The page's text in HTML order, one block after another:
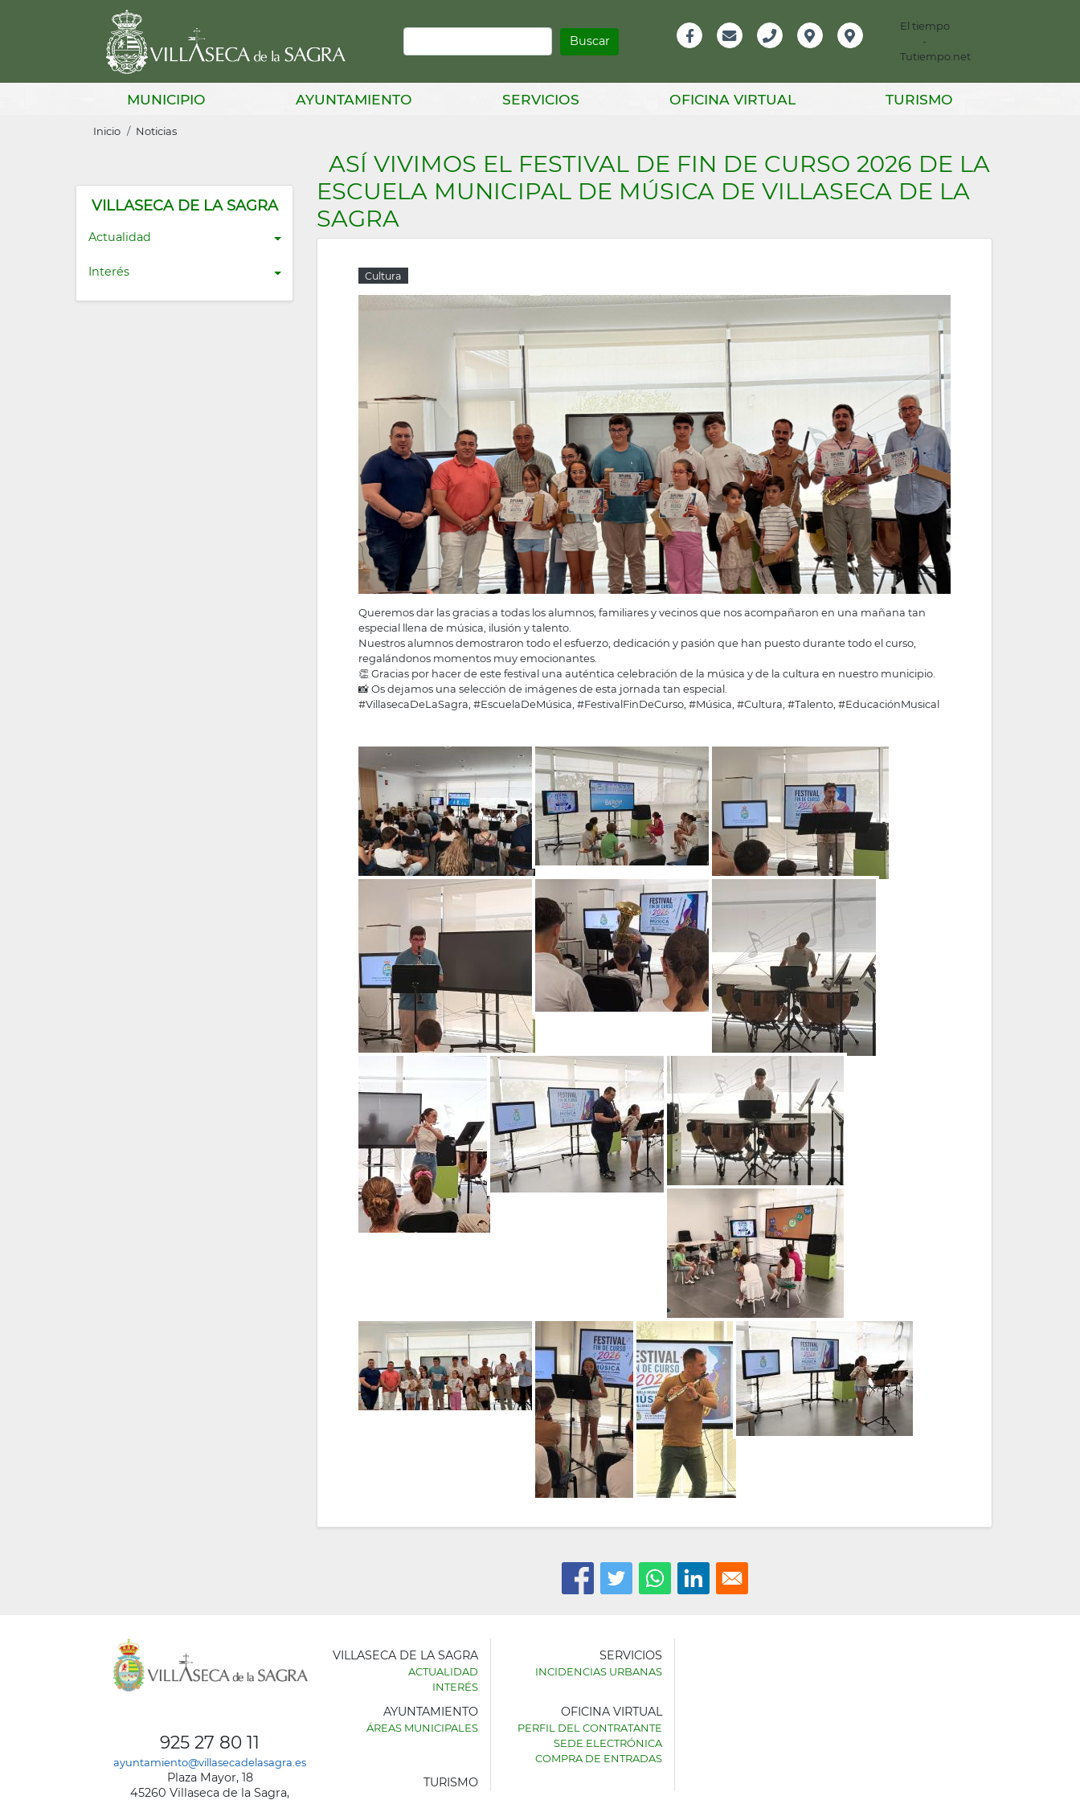
Buscar
Información
El tiempo
-
Tutiempo.net
MUNICIPIO AYUNTAMIENTO SERVICIOS OFICINA VIRTUAL TURISMO
Sobrescribir
de
ayuda
a
la
Inicio Noticias
VILLASECA DE LA SAGRA
Actualidad
Interés
ASÍ VIVIMOS EL FESTIVAL DE FIN DE CURSO 2026 DE LA
ESCUELA MUNICIPAL DE MÚSICA DE VILLASECA DE LA
SAGRA
Cultura
Queremos dar las gracias a todas los alumnos, familiares y vecinos que nos acompañaron en una mañana tan
especial llena de música, ilusión y talento.
Nuestros alumnos demostraron todo el esfuerzo, dedicación y pasión que han puesto durante todo el curso,
regalándonos momentos muy emocionantes.
👏 Gracias por hacer de este festival una auténtica celebración de la música y de la cultura en nuestro municipio.
📸 Os dejamos una selección de imágenes de esta jornada tan especial.
#VillasecaDeLaSagra, #EscuelaDeMúsica, #FestivalFinDeCurso, #Música, #Cultura, #Talento, #EducaciónMusical
925 27 80 11
ayuntamiento@villasecadelasagra.es
Plaza Mayor, 18
45260 Villaseca de la Sagra,
AYUNTAMIENTO
VILLASECA DE LA SAGRA
ACTUALIDAD
INTERÉS
SERVICIOS
INCIDENCIAS URBANAS
AYUNTAMIENTO
ÁREAS MUNICIPALES
OFICINA VIRTUAL
PERFIL DEL CONTRATANTE
SEDE ELECTRÓNICA
COMPRA DE ENTRADAS
TURISMO